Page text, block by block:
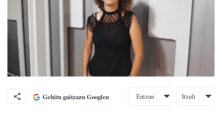
Gehitu gaitzazu Googlen Entzun Itzuli